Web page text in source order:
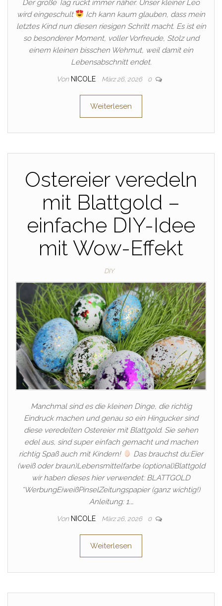
Der große Tag rückt immer näher. Unser kleiner Leo
wird eingeschult
Ich kann kaum glauben, dass mein
letztes Kind nun diesen riesigen Schritt macht. Es ist ein
so besonderer Moment, voller Vorfreude, Stolz und
einem kleinen bisschen Wehmut, weil damit ein
Lebensabschnitt endet.
Von NICOLE März 26, 2026 0
Weiterlesen
Ostereier veredeln
mit Blattgold –
einfache DIY-Idee
mit Wow-Effekt
DIY
Manchmal sind es die kleinen Dinge, die richtig
Eindruck machen und genau so ein Hingucker sind
diese veredelten Ostereier mit Blattgold. Sie sehen
edel aus, sind super einfach gemacht und machen
richtig Spaß auch mit Kindern!
Das brauchst du:Eier
(weiß oder braun)Lebensmittelfarbe (optional)Blattgold
wir haben dieses hier verwendet: BLATTGOLD
*WerbungEiweißPinselZeitungspapier (ganz wichtig!)
Anleitung: 1.…
Von NICOLE März 26, 2026 0
Weiterlesen